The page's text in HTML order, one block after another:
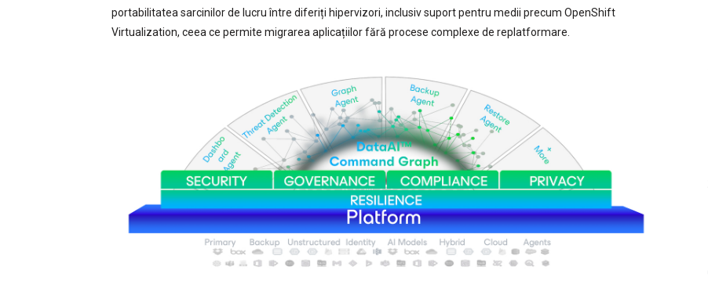
portabilitatea sarcinilor de lucru între diferiți hipervizori, inclusiv suport pentru medii precum OpenShift
Virtualization, ceea ce permite migrarea aplicațiilor fără procese complexe de replatformare.